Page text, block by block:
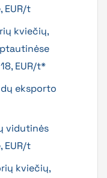
EUR/t
kviečių,
EUR/t*
eksporto
vidutinės
EUR/t
kviečių,